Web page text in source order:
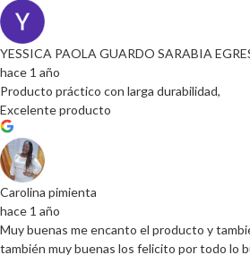
YESSICA PAOLA GUARDO SARABIA
hace 1 año
Producto práctico con larga durabilidad,
Excelente producto
Carolina pimienta
hace 1 año
Muy buenas me encanto el producto y
también muy buenas los felicito por todo lo